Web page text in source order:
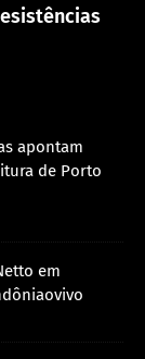
apontam
de Porto
em